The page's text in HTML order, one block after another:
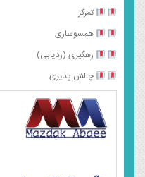
تمرکز
همسوسازی
رهگیری (ردیابی)
چالش پذیری